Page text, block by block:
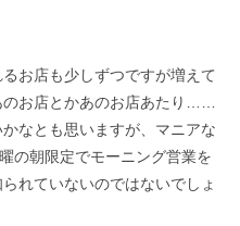
お店も少しずつですが増えて
お店とかあのお店あたり……
なとも思いますが、マニアな
の朝限定でモーニング営業を
れていないのではないでしょ